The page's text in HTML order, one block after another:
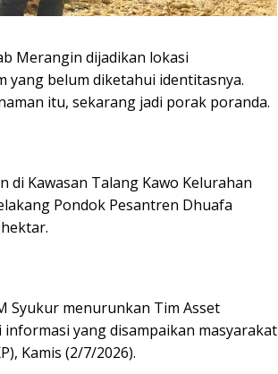
Merangin dijadikan lokasi
yang belum diketahui identitasnya.
itu, sekarang jadi porak poranda.
di Kawasan Talang Kawo Kelurahan
Pondok Pesantren Dhuafa
Syukur menurunkan Tim Asset
yang disampaikan masyarakat
Kamis (2/7/2026).